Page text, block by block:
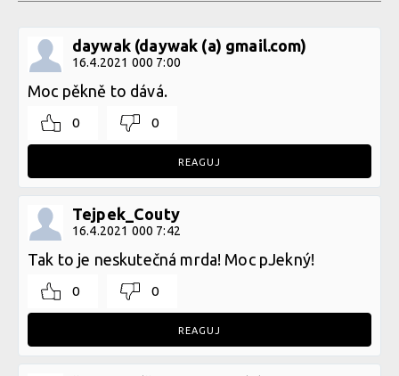
daywak (daywak (a) gmail.com)
16.4.2021 000 7:00
Moc pěkně to dává.
0 0
REAGUJ
Tejpek_Couty
16.4.2021 000 7:42
Tak to je neskutečná mrda! Moc pJekný!
0 0
REAGUJ